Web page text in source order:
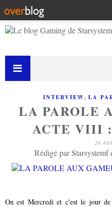
INTERVIEW, LA
LA PAROLE
ACTE VIII
26
Rédigé par
On est Mercredi et c'est le jour